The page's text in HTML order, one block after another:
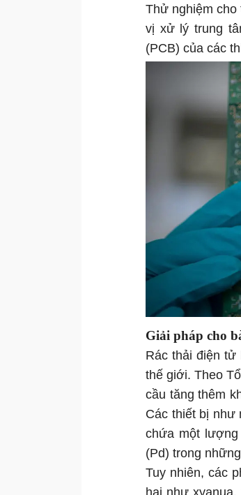
Thử nghiệm
vị xử lý trung
(PCB) của các
Giải pháp cho
Rác thải điện tử
thế giới. Theo
cầu tăng thêm
Các thiết bị như
chứa một
(Pd) trong
Tuy nhiên, các